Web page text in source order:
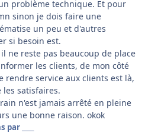
problème technique. Et pour
sinon je dois faire une
un peu et d'autres
si besoin est.
ne reste pas beaucoup de place
les clients, de mon côté
rendre service aux clients est là,
satisfaires.
n'est jamais arrêté en pleine
une bonne raison. okok
par ____